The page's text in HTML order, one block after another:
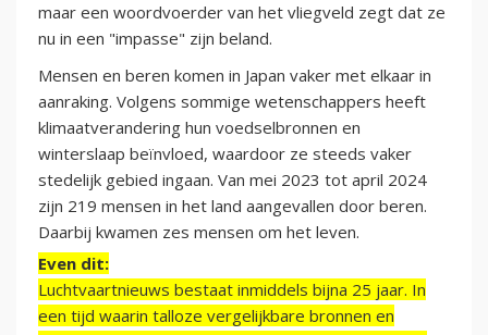
maar een woordvoerder van het vliegveld zegt dat ze
nu in een "impasse" zijn beland.
Mensen en beren komen in Japan vaker met elkaar in
aanraking. Volgens sommige wetenschappers heeft
klimaatverandering hun voedselbronnen en
winterslaap beïnvloed, waardoor ze steeds vaker
stedelijk gebied ingaan. Van mei 2023 tot april 2024
zijn 219 mensen in het land aangevallen door beren.
Daarbij kwamen zes mensen om het leven.
Even dit:
Luchtvaartnieuws bestaat inmiddels bijna 25 jaar. In
een tijd waarin talloze vergelijkbare bronnen en